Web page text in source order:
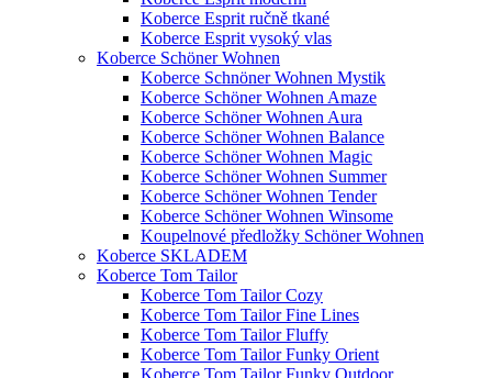
Koberce Esprit ručně tkané
Koberce Esprit vysoký vlas
Koberce Schöner Wohnen
Koberce Schnöner Wohnen Mystik
Koberce Schöner Wohnen Amaze
Koberce Schöner Wohnen Aura
Koberce Schöner Wohnen Balance
Koberce Schöner Wohnen Magic
Koberce Schöner Wohnen Summer
Koberce Schöner Wohnen Tender
Koberce Schöner Wohnen Winsome
Koupelnové předložky Schöner Wohnen
Koberce SKLADEM
Koberce Tom Tailor
Koberce Tom Tailor Cozy
Koberce Tom Tailor Fine Lines
Koberce Tom Tailor Fluffy
Koberce Tom Tailor Funky Orient
Koberce Tom Tailor Funky Outdoor